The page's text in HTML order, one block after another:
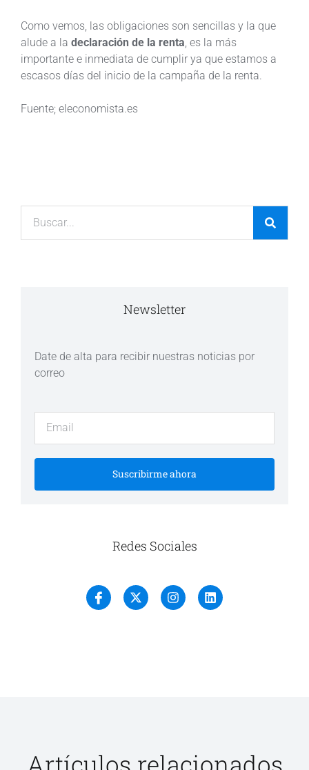
Como vemos, las obligaciones son sencillas y la que
alude a la declaración de la renta , es la más
importante e inmediata de cumplir ya que estamos a
escasos días del inicio de la campaña de la renta.
Fuente; eleconomista.es
Newsletter
Date de alta para recibir nuestras noticias por
correo
Suscribirme ahora
Redes Sociales
Artículos relacionados